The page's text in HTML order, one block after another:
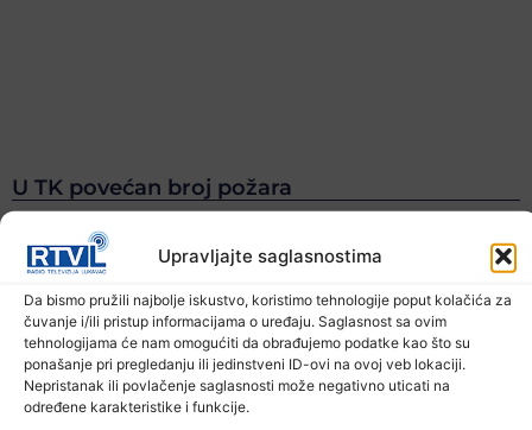
Upravljajte saglasnostima
Da bismo pružili najbolje iskustvo, koristimo tehnologije poput kolačića za
čuvanje i/ili pristup informacijama o uređaju. Saglasnost sa ovim
tehnologijama će nam omogućiti da obrađujemo podatke kao što su
ponašanje pri pregledanju ili jedinstveni ID-ovi na ovoj veb lokaciji.
Nepristanak ili povlačenje saglasnosti može negativno uticati na
određene karakteristike i funkcije.
U TK povećan broj požara